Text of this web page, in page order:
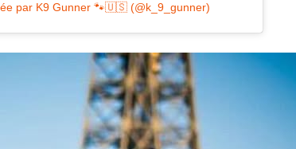
par K9 Gunner 🐾🇺🇸 (@k_9_gunner)